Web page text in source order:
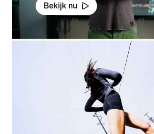
Bekijk nu